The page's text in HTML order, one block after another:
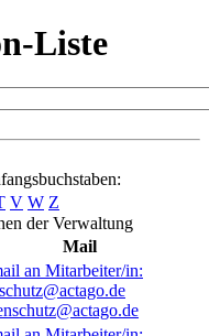
Liste
V W Z
der Verwaltung
Mail